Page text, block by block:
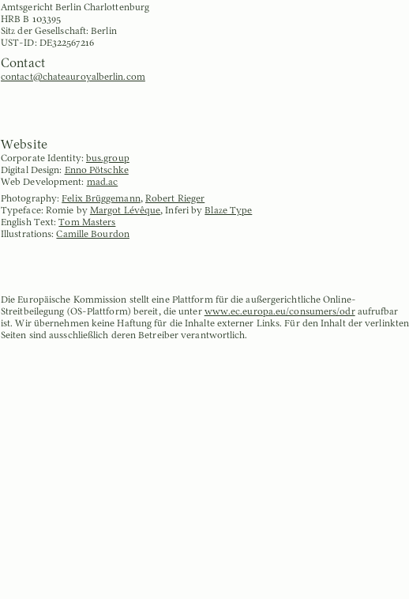
Amtsgericht Berlin Charlottenburg
HRB B 103395
Sitz der Gesellschaft: Berlin
UST-ID: DE322567216
Contact
contact@chateauroyalberlin.com
Website
Corporate Identity: bus.group
Digital Design: Enno Pötschke
Web Development: mad.ac
Photography: Felix Brüggemann, Robert Rieger
Typeface: Romie by Margot Lévêque, Inferi by Blaze Type
English Text:Tom Masters
Illustrations:Camille Bourdon
Die Europäische Kommission stellt eine Plattform für die außergerichtliche Online-
Streitbeilegung (OS-Plattform) bereit, die unter www.ec.europa.eu/consumers/odraufrufbar
ist. Wir übernehmen keine Haftung für die Inhalte externer Links. Für den Inhalt der verlinkten
Seiten sind ausschließlich deren Betreiber verantwortlich.